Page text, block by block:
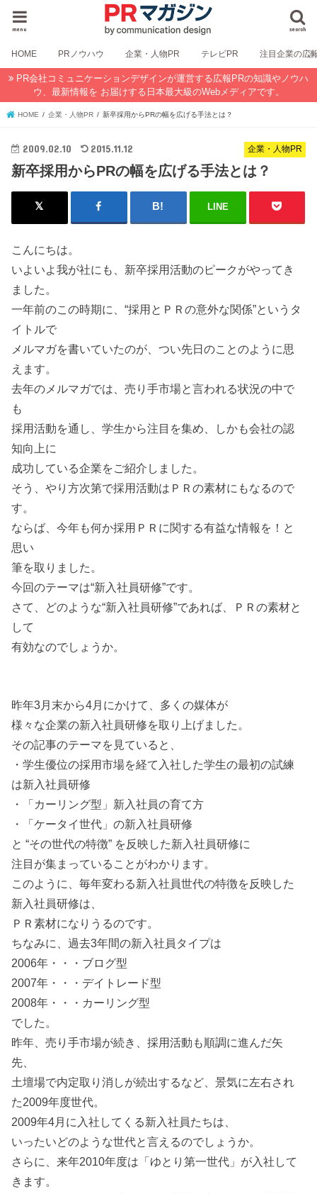
search
menu
HOME PRノウハウ 企業・人物PR テレビPR 注目企業の広
PR会社コミュニケーションデザインが運営する広報PRの知識やノウハ
ウ、最新情報を お届けする日本最大級のWebメディアです。
HOME 企業・人物PR 新卒採用からPRの幅を広げる手法とは？
企業・人物PR
2009.02.10 2015.11.12
新卒採用からPRの幅を広げる手法とは？
LINE
こんにちは。
いよいよ我が社にも、新卒採用活動のピークがやってき
ました。
一年前のこの時期に、“採用とＰＲの意外な関係”というタ
イトルで
メルマガを書いていたのが、つい先日のことのように思
えます。
去年のメルマガでは、売り手市場と言われる状況の中で
も
採用活動を通し、学生から注目を集め、しかも会社の認
知向上に
成功している企業をご紹介しました。
そう、やり方次第で採用活動はＰＲの素材にもなるので
す。
ならば、今年も何か採用ＰＲに関する有益な情報を！と
思い
筆を取りました。
今回のテーマは“新入社員研修”です。
さて、どのような“新入社員研修”であれば、ＰＲの素材と
して
有効なのでしょうか。
昨年3月末から4月にかけて、多くの媒体が
様々な企業の新入社員研修を取り上げました。
その記事のテーマを見ていると、
・学生優位の採用市場を経て入社した学生の最初の試練
は新入社員研修
・「カーリング型」新入社員の育て方
・「ケータイ世代」の新入社員研修
と “その世代の特徴” を反映した新入社員研修に
注目が集まっていることがわかります。
このように、毎年変わる新入社員世代の特徴を反映した
新入社員研修は、
ＰＲ素材になりうるのです。
ちなみに、過去3年間の新入社員タイプは
2006年・・・ブログ型
2007年・・・デイトレード型
2008年・・・カーリング型
でした。
昨年、売り手市場が続き、採用活動も順調に進んだ矢
先、
土壇場で内定取り消しが続出するなど、景気に左右され
た2009年度世代。
2009年4月に入社してくる新入社員たちは、
いったいどのような世代と言えるのでしょうか。
さらに、来年2010年度は「ゆとり第一世代」が入社して
きます。